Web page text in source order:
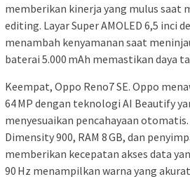
memberikan kinerja yang mulus saat
editing. Layar Super AMOLED 6,5 inci
menambah kenyamanan saat
baterai 5.000 mAh memastikan daya
Keempat, Oppo Reno7 SE. Oppo
64 MP dengan teknologi AI Beautify
menyesuaikan pencahayaan
Dimensity 900, RAM 8 GB, dan
memberikan kecepatan akses data
90 Hz menampilkan warna yang